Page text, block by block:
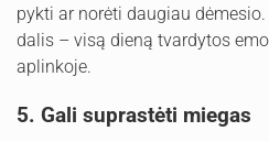
pykti ar norėti daugiau
dalis – visą dieną tvardytos
aplinkoje.
5. Gali suprastėti miegas